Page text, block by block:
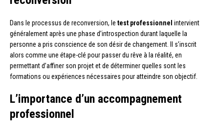
Dans le processus de reconversion, le test professionnel intervient
généralement après une phase d’introspection durant laquelle la
personne a pris conscience de son désir de changement. Il s’inscrit
alors comme une étape-clé pour passer du rêve à la réalité, en
permettant d’affiner son projet et de déterminer quelles sont les
formations ou expériences nécessaires pour atteindre son objectif.
L’importance d’un accompagnement
professionnel